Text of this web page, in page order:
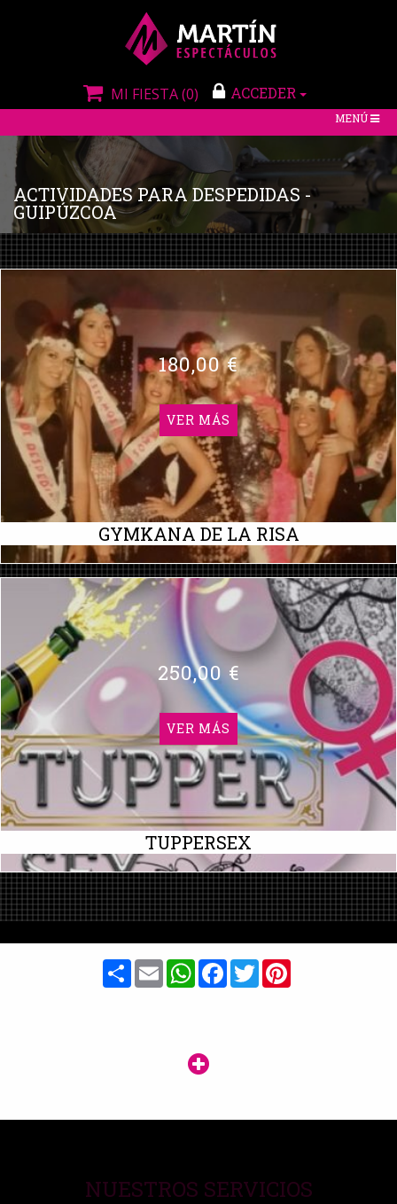
MI FIESTA(0) ACCEDER
TOGGLE
MENÚ
ACTIVIDADES PARA DESPEDIDAS -
GUIPÚZCOA
GYMKANA DE LA RISA
180,00 €
VER MÁS
TUPPERSEX
250,00 €
VER MÁS
ShareEmailWhatsAppFacebook
Twitter
NUESTROS SERVICIOS